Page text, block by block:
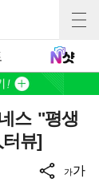
스 "평생
뷰]
가가